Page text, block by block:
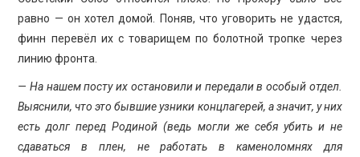
равно — он хотел домой. Поняв, что уговорить не удастся,
финн перевёл их с товарищем по болотной тропке через
линию фронта.
— На нашем посту их остановили и передали в особый отдел.
Выяснили, что это бывшие узники концлагерей, а значит, у них
есть долг перед Родиной (ведь могли же себя убить и не
сдаваться в плен, не работать в каменоломнях для